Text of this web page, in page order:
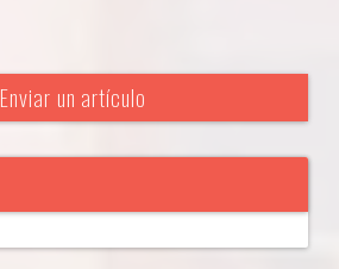
Enviar un artículo